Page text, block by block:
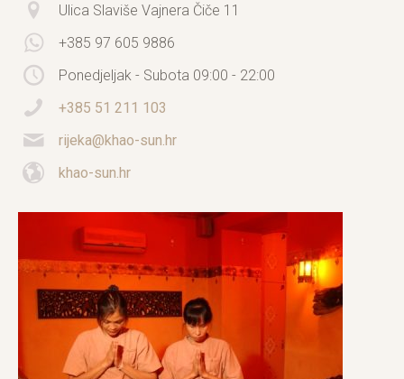
Ulica Slaviše Vajnera Čiče 11
+385 97 605 9886
Ponedjeljak - Subota 09:00 - 22:00
+385 51 211 103
rijeka@khao-sun.hr
khao-sun.hr